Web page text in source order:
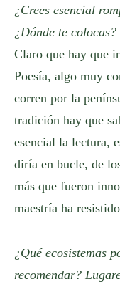
¿Crees esencial
¿Dónde te colocas?
Claro que hay que
Poesía, algo muy
corren por la
tradición hay que
esencial la lectura,
diría en bucle, de
más que fueron
maestría ha
¿Qué ecosistemas
recomendar?